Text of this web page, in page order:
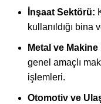
İnşaat Sektörü:
kullanıldığı bina
Metal ve Makine
genel amaçlı
işlemleri.
Otomotiv ve